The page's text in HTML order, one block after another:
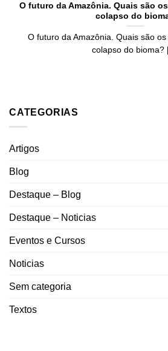
O futuro da Amazônia. Quais são
colapso do
O futuro da Amazônia. Quais são
colapso do bioma?
CATEGORIAS
Artigos
Blog
Destaque – Blog
Destaque – Noticias
Eventos e Cursos
Noticias
Sem categoria
Textos